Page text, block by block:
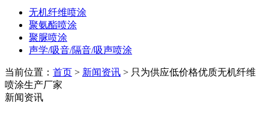
无机纤维喷涂
聚氨酯喷涂
聚脲喷涂
声学/吸音/隔音/吸声喷涂
当前位置： 首页 > 新闻资讯 > 只为供应低价格优质无机纤维
喷涂生产厂家
新闻资讯